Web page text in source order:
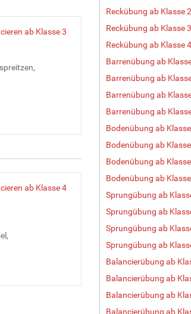
ab Klasse 3
ab Klasse 4
Reckübung ab Klasse 2
Reckübung ab Klasse 3
Reckübung ab Klasse 4
Barrenübung ab
Barrenübung ab
Barrenübung ab
Barrenübung ab
Bodenübung ab Klasse
Bodenübung ab
Bodenübung ab
Bodenübung ab
Sprungübung ab
Sprungübung ab
Sprungübung ab
Sprungübung ab
Balancierübung ab
Balancierübung ab
Balancierübung ab
Balancierübung ab